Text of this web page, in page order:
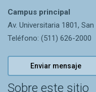
Campus principal
Av. Universitaria 1801,
Teléfono: (511) 626-2000
Enviar mensaje
Sobre este sitio